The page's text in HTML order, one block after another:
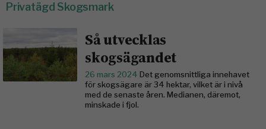
Privatägd Skogsmark
Så utvecklas
skogsägandet
26 mars 2024 Det genomsnittliga innehavet
för skogsägare är 34 hektar, vilket är i nivå
med de senaste åren. Medianen, däremot,
minskade i fjol.